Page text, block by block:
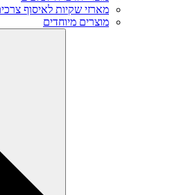
מארזי שקיות לאיסוף
מוצרים מיוחדים